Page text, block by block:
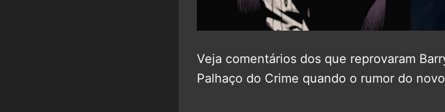
Veja comentários dos que reprovaram
Palhaço do Crime quando o rumor do